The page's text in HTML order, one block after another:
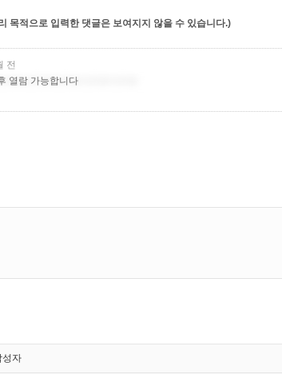
목적으로 입력한 댓글은 보여지지 않을 수 있습니다.)
성자